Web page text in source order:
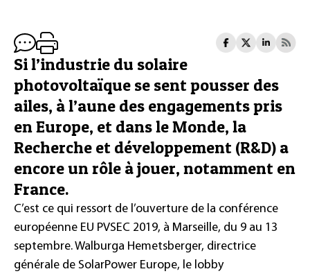
Si l’industrie du solaire
photovoltaïque se sent pousser des
ailes, à l’aune des engagements pris
en Europe, et dans le Monde, la
Recherche et développement (R&D) a
encore un rôle à jouer, notamment en
France.
C’est ce qui ressort de l’ouverture de la conférence
européenne EU PVSEC 2019, à Marseille, du 9 au 13
septembre. Walburga Hemetsberger, directrice
générale de SolarPower Europe, le lobby